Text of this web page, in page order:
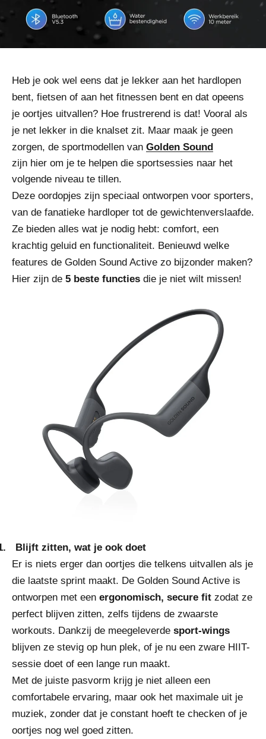
Heb je ook wel eens dat je lekker aan het hardlopen
bent, fietsen of aan het fitnessen bent en dat opeens
je oortjes uitvallen? Hoe frustrerend is dat! Vooral als
je net lekker in die knalset zit. Maar maak je geen
zorgen, de sportmodellen van Golden Sound
zijn hier om je te helpen die sportsessies naar het
volgende niveau te tillen.
Deze oordopjes zijn speciaal ontworpen voor sporters,
van de fanatieke hardloper tot de gewichtenverslaafde.
Ze bieden alles wat je nodig hebt: comfort, een
krachtig geluid en functionaliteit. Benieuwd welke
features de Golden Sound Active zo bijzonder maken?
Hier zijn de 5 beste functies die je niet wilt missen!
Blijft zitten, wat je ook doet
Er is niets erger dan oortjes die telkens uitvallen als je
die laatste sprint maakt. De Golden Sound Active is
ontworpen met een ergonomisch, secure fit zodat ze
perfect blijven zitten, zelfs tijdens de zwaarste
workouts. Dankzij de meegeleverde sport-wings
blijven ze stevig op hun plek, of je nu een zware HIIT-
sessie doet of een lange run maakt.
Met de juiste pasvorm krijg je niet alleen een
comfortabele ervaring, maar ook het maximale uit je
muziek, zonder dat je constant hoeft te checken of je
oortjes nog wel goed zitten.